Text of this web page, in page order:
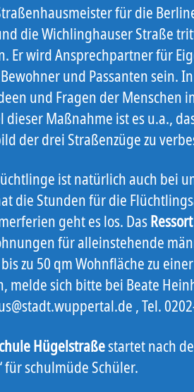
für die
die Wichlinghauser Straße
Er wird Ansprechpartner für
und Passanten sein.
und Fragen der Menschen
dieser Maßnahme ist es u.a.,
der drei Straßenzüge zu
ist natürlich auch bei
die Stunden für die
geht es los. Das
für alleinstehende
zu 50 qm Wohnfläche zu
melde sich bitte bei Beate
, Tel.
Hügelstraßestartet nach
für schulmüde Schüler.